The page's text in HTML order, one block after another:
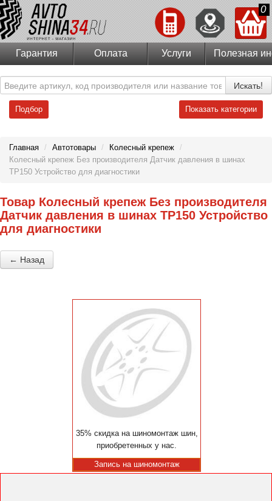
0
Гарантия Оплата Услуги Полезная
Искать!
Подбор Показать категории
Главная / Автотовары / Колесный крепеж /
Колесный крепеж Без производителя Датчик давления в шинах
TP150 Устройство для диагностики
Товар Колесный крепеж Без производителя
Датчик давления в шинах TP150 Устройство
для диагностики
← Назад
35% скидка на шиномонтаж шин,
приобретенных у нас.
Запись на шиномонтаж